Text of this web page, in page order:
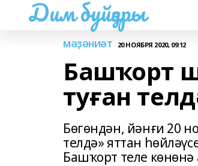
Дим буйҙары
МӘҘӘНИӘТ 20 НОЯБРЯ 2020, 09:12
Башҡорт
туған
Бөгөндән, йәнғи 20
телдә» яттан
Башҡорт теле көнөнә